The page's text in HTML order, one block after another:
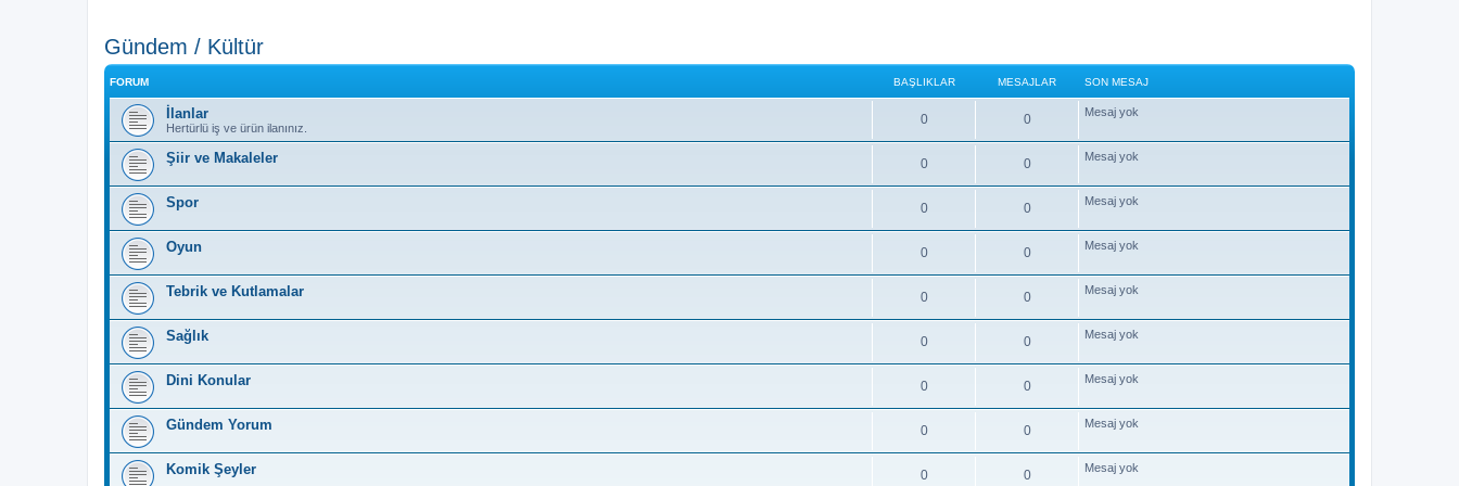
Gündem / Kültür
FORUM BAŞLIKLAR MESAJLAR SON MESAJ
İlanlar
Hertürlü iş ve ürün ilanınız.
0 0 Mesaj yok
Şiir ve Makaleler 0 0 Mesaj yok
Spor 0 0 Mesaj yok
Oyun 0 0 Mesaj yok
Tebrik ve Kutlamalar 0 0 Mesaj yok
Sağlık 0 0 Mesaj yok
Dini Konular 0 0 Mesaj yok
Gündem Yorum 0 0 Mesaj yok
Komik Şeyler 0 0 Mesaj yok